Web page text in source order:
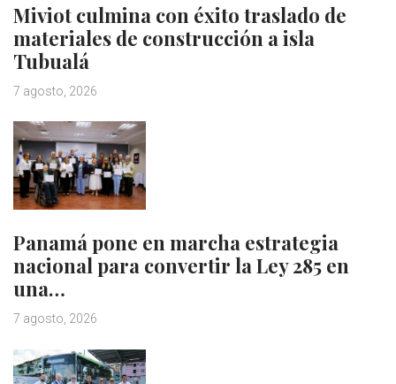
Miviot culmina con éxito traslado de
materiales de construcción a isla
Tubualá
7 agosto, 2026
Panamá pone en marcha estrategia
nacional para convertir la Ley 285 en
una…
7 agosto, 2026